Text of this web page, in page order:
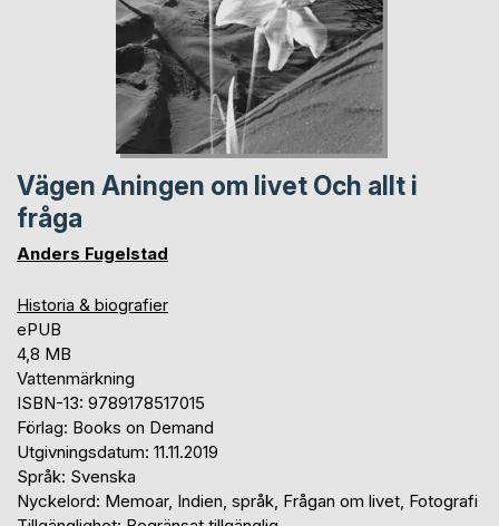
Vägen Aningen om livet Och allt i
fråga
Anders Fugelstad
Historia & biografier
ePUB
4,8 MB
Vattenmärkning
ISBN-13: 9789178517015
Förlag: Books on Demand
Utgivningsdatum: 11.11.2019
Språk: Svenska
Nyckelord: Memoar, Indien, språk, Frågan om livet, Fotografi